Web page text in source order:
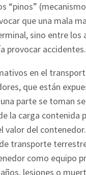
“pinos”
que una mala
sino entre los
provocar accidentes.
en el
que están
parte se toman
la carga contenida
valor del
transporte
como equipo
lesiones o